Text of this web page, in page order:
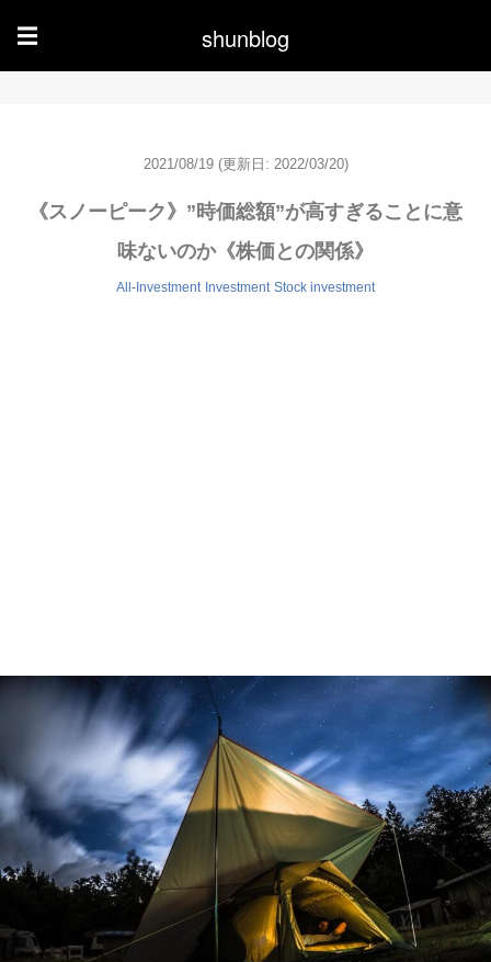
☰ shunblog
2021/08/19 (更新日: 2022/03/20)
《スノーピーク》”時価総額”が高すぎることに意
味ないのか《株価との関係》
All-Investment Investment Stock investment